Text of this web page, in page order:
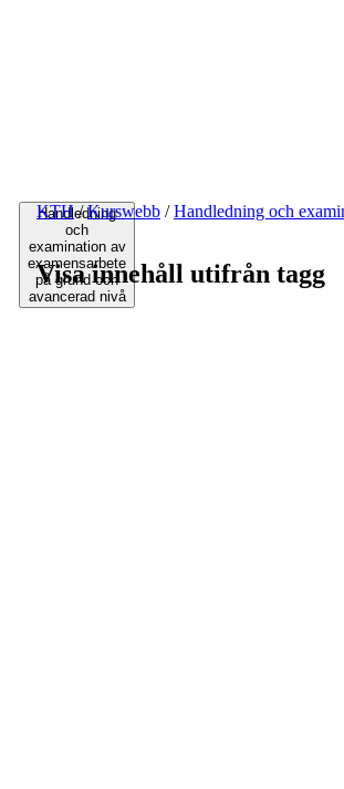
Handledning
och
examination av
examensarbete
på grund och
avancerad nivå
KTH / Kurswebb / Handledning och
Visa innehåll utifrån tagg